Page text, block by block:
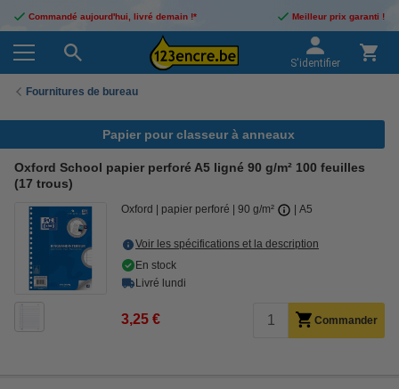
Commandé aujourd'hui, livré demain !* Meilleur prix garanti !
S'identifier
Fournitures de bureau
Papier pour classeur à anneaux
Oxford School papier perforé A5 ligné 90 g/m² 100 feuilles
(17 trous)
Oxford papier perforé 90 g/m² A5
Voir les spécifications et la description
En stock
Livré lundi
3,25 € Commander